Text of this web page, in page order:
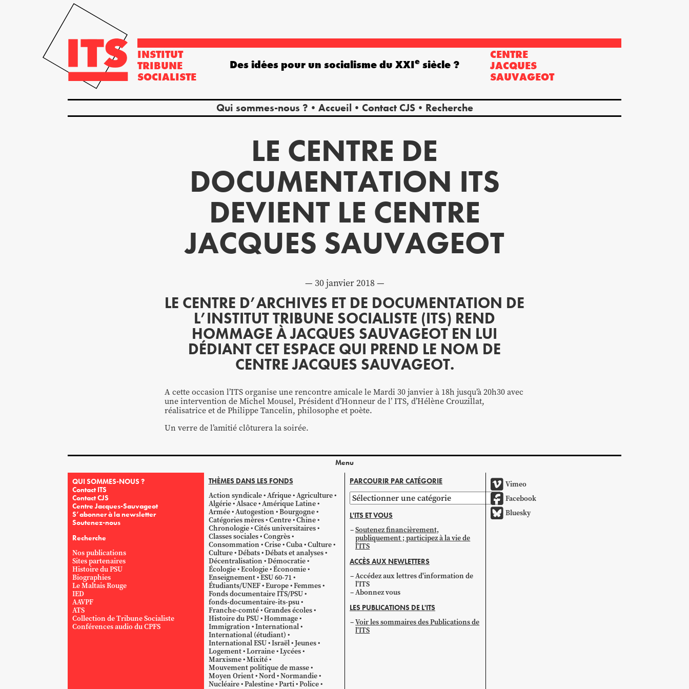
INSTITUT
TRIBUNE
SOCIALISTE
CENTRE
JACQUES
SAUVAGEOT
Qui sommes-nous ? Accueil Contact CJS Recherche
Des idées pour un socialisme du XXIe siècle ?
LE CENTRE DE
DOCUMENTATION ITS
DEVIENT LE CENTRE
JACQUES SAUVAGEOT
30 janvier 2018
LE CENTRE D’ARCHIVES ET DE DOCUMENTATION DE
L’INSTITUT TRIBUNE SOCIALISTE (ITS) REND
HOMMAGE À JACQUES SAUVAGEOT EN LUI
DÉDIANT CET ESPACE QUI PREND LE NOM DE
CENTRE JACQUES SAUVAGEOT.
A cette occasion l’ITS organise une rencontre amicale le Mardi 30 janvier à 18h jusqu’à 20h30 avec
une intervention de Michel Mousel, Président d’Honneur de l’ ITS, d’Hélène Crouzillat,
réalisatrice et de Philippe Tancelin, philosophe et poète.
Un verre de l’amitié clôturera la soirée.
Menu
QUI SOMMES-NOUS ?
Contact ITS
Contact CJS
Centre Jacques-Sauvageot
S’abonner à la newsletter
Soutenez-nous
Recherche
Nos publications
Sites partenaires
Histoire du PSU
Biographies
Le Maltais Rouge
IED
AAVPF
ATS
Collection de Tribune Socialiste
Conférences audio du CPFS
THÈMES DANS LES FONDS
Action syndicale Afrique Agriculture
Algérie Alsace Amérique Latine
Armée Autogestion Bourgogne
Catégories mères Centre Chine
Chronologie Cités universitaires
Classes sociales Congrès
Consommation Crise Cuba Culture
Culture Débats Débats et analyses
Décentralisation Démocratie
Écologie Ecologie Économie
Enseignement ESU 60-71
Étudiants/UNEF Europe Femmes
Fonds documentaire ITS/PSU
fonds-documentaire-its-psu
Franche-comté Grandes écoles
Histoire du PSU Hommage
Immigration International
International (étudiant)
International ESU Israël Jeunes
Logement Lorraine Lycées
Marxisme Mixité
Mouvement politique de masse
Moyen Orient Nord Normandie
Nucléaire Palestine Parti Police
PARCOURIR PAR CATÉGORIE
Parcourir
par
catégorie
L'ITS ET VOUS
Soutenez financièrement,
publiquement ; participez à la vie de
l'ITS
ACCÈS AUX NEWLETTERS
Accédez aux lettres d'information de
l'ITS
Abonnez vous
LES PUBLICATIONS DE L'ITS
Voir les sommaires des Publications de
l'ITS
Vimeo
Facebook
Bluesky